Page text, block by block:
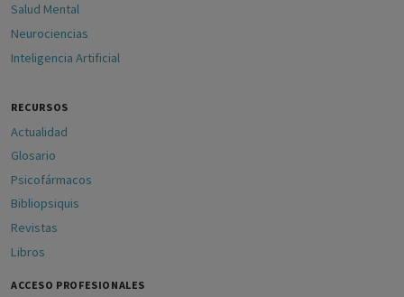
Salud Mental
Neurociencias
Inteligencia Artificial
RECURSOS
Actualidad
Glosario
Psicofármacos
Bibliopsiquis
Revistas
Libros
ACCESO PROFESIONALES